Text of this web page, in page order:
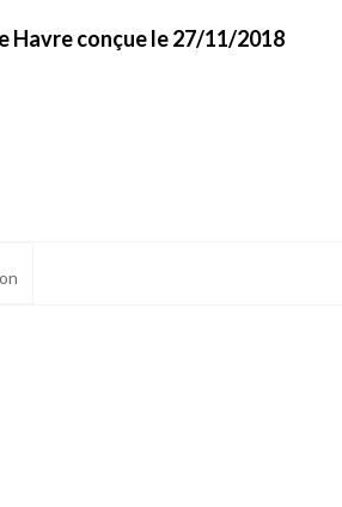
Havre conçue le 27/11/2018